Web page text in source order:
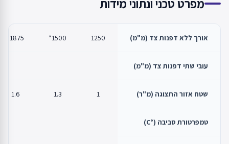
מפרט טכני ונתוני מידות
אורך ללא דפנות צד (מ"מ) 1250
1500*
1875*
עובי שתי דפנות צד (מ"מ)
שטח אזור התצוגה (מ"ר) 1
1.3
1.6
טמפרטורת סביבה (°C)